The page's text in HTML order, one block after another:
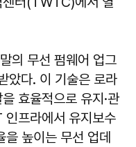
의 무선 펌웨어 업그
았다. 이 기술은 로라
효율적으로 유지·관
프라에서 유지보수
높이는 무선 업데